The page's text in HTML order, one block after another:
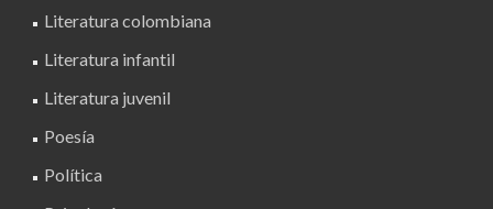
Literatura colombiana
Literatura infantil
Literatura juvenil
Poesía
Política